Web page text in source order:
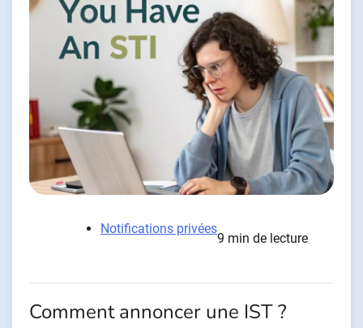
Notifications privées
9 min de lecture
Comment annoncer une IST ?